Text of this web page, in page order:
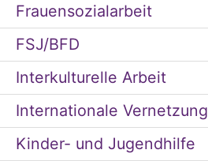
Frauensozialarbeit
FSJ/BFD
Interkulturelle Arbeit
Internationale Vernetzung
Kinder- und Jugendhilfe